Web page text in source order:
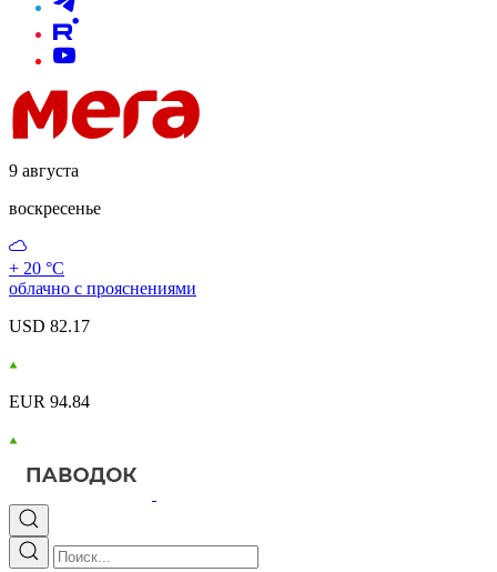
9 августа
воскресенье
+ 20 °С
облачно с прояснениями
USD 82.17
EUR 94.84